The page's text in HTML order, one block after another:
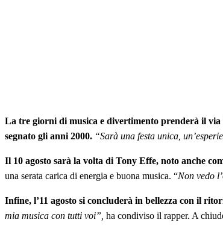
La tre giorni di musica e divertimento prenderà il via
segnato gli anni 2000. “Sarà una festa unica,
Il 10 agosto sarà la volta di Tony Effe, noto anche
una serata carica di energia e buona musica. “Non vedo
Infine, l’11 agosto si concluderà in bellezza con il
mia musica con tutti voi”, ha condiviso il rapper. A